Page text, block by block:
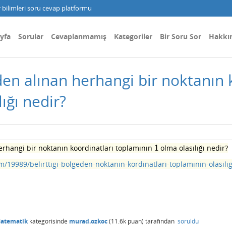
soru cevap platformu
Sorular Cevaplanmamış Kategoriler Bir Soru Sor
alınan herhangi bir noktanın
nedir?
bir noktanın koordinatları toplamının 1
1 olma olasılığı nedir?
19989/belirttigi-bolgeden-noktanin-kordinatlari-toplaminin-
kategorisinde murad.ozkoc(11.6k puan) tarafından soruldu